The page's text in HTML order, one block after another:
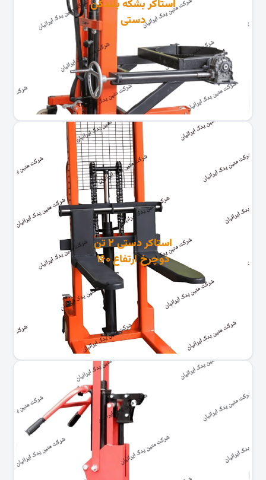
استاکر بشکه بلندکن
دستی
استاکر دستی ۲ تن
دوچرخ ارتفاع ۱۶۰